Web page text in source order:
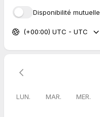
Disponibilité mutuelle
(+00:00) UTC - UTC
LUN. MAR. MER.